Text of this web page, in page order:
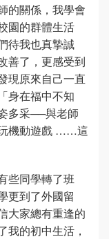
的關係，我學會
園的群體生活
待我也真摯誠
善了，更感受到
現原來自己一直
身在福中不知
多采──與老師
機動遊戲 ……這
些同學轉了班
更到了外國留
大家總有重逢的
我的初中生活，